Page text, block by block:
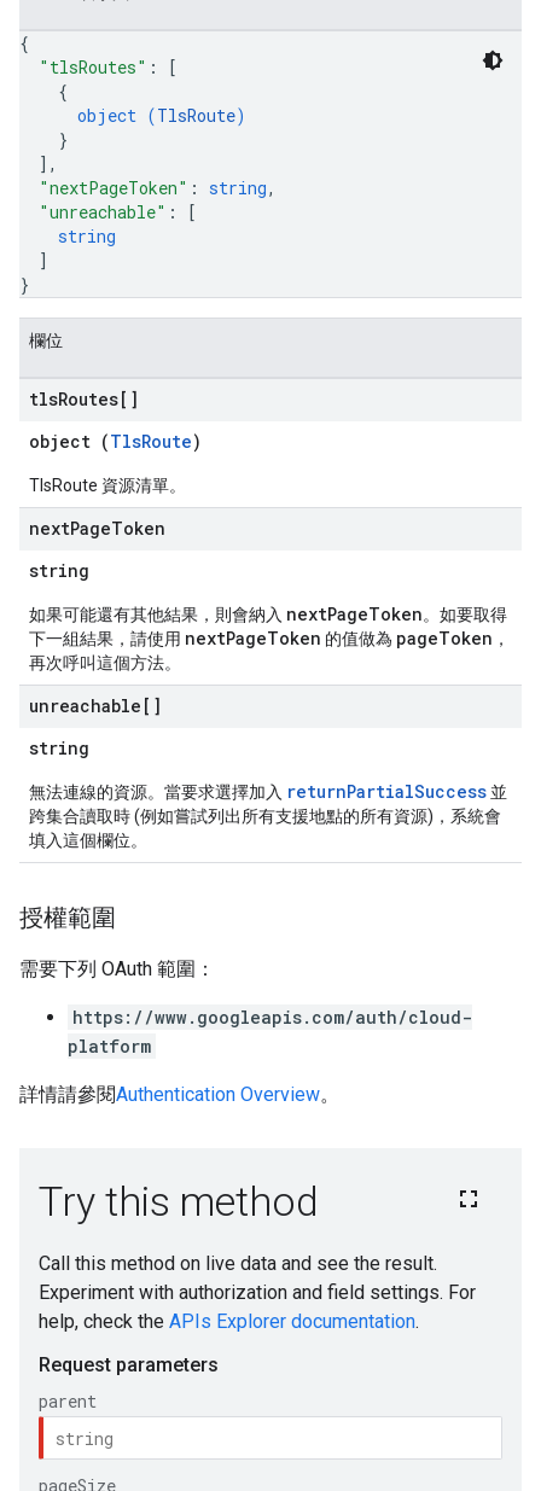
{
"tlsRoutes" :
[
{
object (TlsRoute)
}
] ,
"nextPageToken" : string,
"unreachable" :
[
string
]
}
欄位
tlsRoutes[]
object (TlsRoute)
TlsRoute 資源清單。
nextPageToken
string
如果可能還有其他結果，則會納入 nextPageToken。如要取得
下一組結果，請使用 nextPageToken 的值做為 pageToken ，
再次呼叫這個方法。
unreachable[]
string
無法連線的資源。當要求選擇加入 returnPartialSuccess 並
跨集合讀取時 (例如嘗試列出所有支援地點的所有資源)，系統會
填入這個欄位。
授權範圍
需要下列 OAuth 範圍：
https://www.googleapis.com/auth/cloud-
platform
詳情請參閱Authentication Overview。